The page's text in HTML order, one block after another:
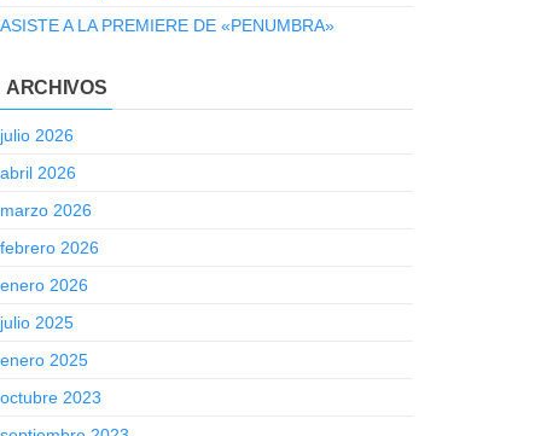
ASISTE A LA PREMIERE DE «PENUMBRA»
ARCHIVOS
julio 2026
abril 2026
marzo 2026
febrero 2026
enero 2026
julio 2025
enero 2025
octubre 2023